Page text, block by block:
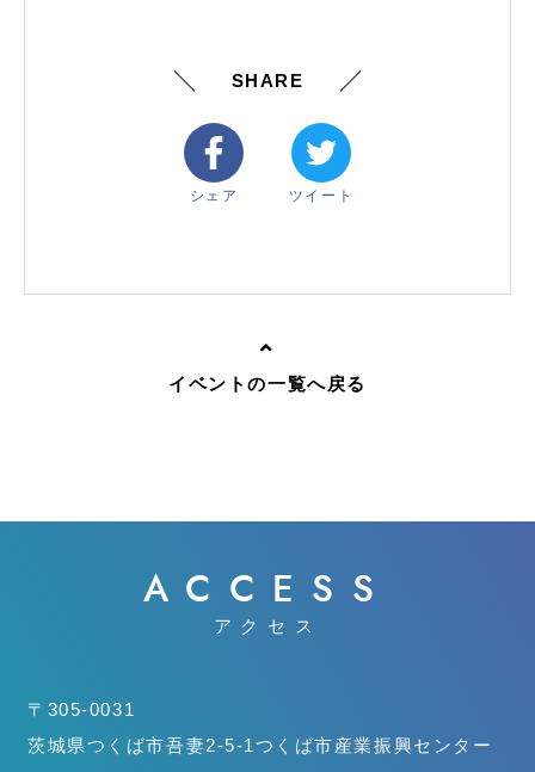
SHARE
シェア ツイート
イベントの一覧へ戻る
ACCESS
アクセス
〒305-0031
茨城県つくば市吾妻2-5-1つくば市産業振興センター